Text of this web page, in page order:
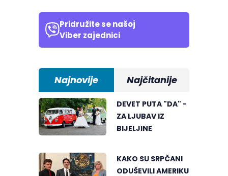
Pridružite se našoj
Viber zajednici
Najnovije Najčitanije
DEVET PUTA "DA" -
ZA LJUBAV IZ
BIJELJINE
KAKO SU SRPČANI
ODUŠEVILI AMERIKU